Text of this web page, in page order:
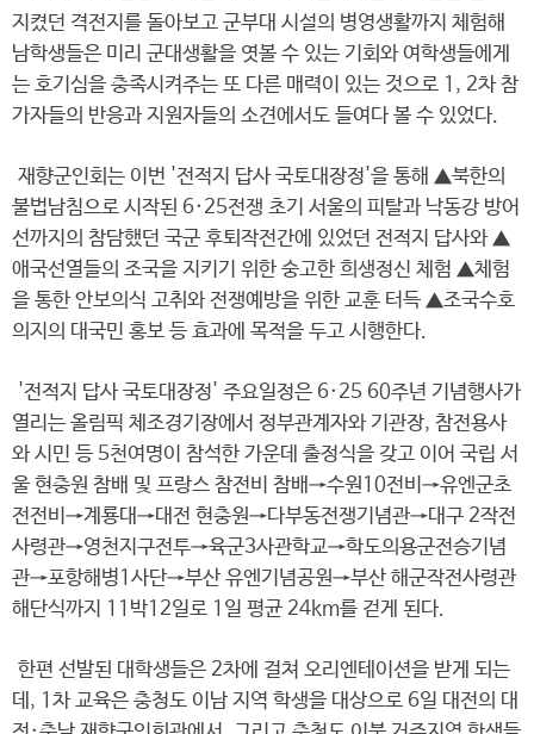
지켰던 격전지를 돌아보고 군부대 시설의 병영생활까지 체험해
남학생들은 미리 군대생활을 엿볼 수 있는 기회와 여학생들에게
는 호기심을 충족시켜주는 또 다른 매력이 있는 것으로 1, 2차 참
가자들의 반응과 지원자들의 소견에서도 들여다 볼 수 있었다.
재향군인회는 이번 '전적지 답사 국토대장정'을 통해 ▲북한의
불법남침으로 시작된 6·25전쟁 초기 서울의 피탈과 낙동강 방어
선까지의 참담했던 국군 후퇴작전간에 있었던 전적지 답사와 ▲
애국선열들의 조국을 지키기 위한 숭고한 희생정신 체험 ▲체험
을 통한 안보의식 고취와 전쟁예방을 위한 교훈 터득 ▲조국수호
의지의 대국민 홍보 등 효과에 목적을 두고 시행한다.
'전적지 답사 국토대장정' 주요일정은 6·25 60주년 기념행사가
열리는 올림픽 체조경기장에서 정부관계자와 기관장, 참전용사
와 시민 등 5천여명이 참석한 가운데 출정식을 갖고 이어 국립 서
울 현충원 참배 및 프랑스 참전비 참배→수원10전비→유엔군초
전전비→계룡대→대전 현충원→다부동전쟁기념관→대구 2작전
사령관→영천지구전투→육군3사관학교→학도의용군전승기념
관→포항해병1사단→부산 유엔기념공원→부산 해군작전사령관
해단식까지 11박12일로 1일 평균 24km를 걷게 된다.
한편 선발된 대학생들은 2차에 걸쳐 오리엔테이션을 받게 되는
데, 1차 교육은 충청도 이남 지역 학생을 대상으로 6일 대전의 대